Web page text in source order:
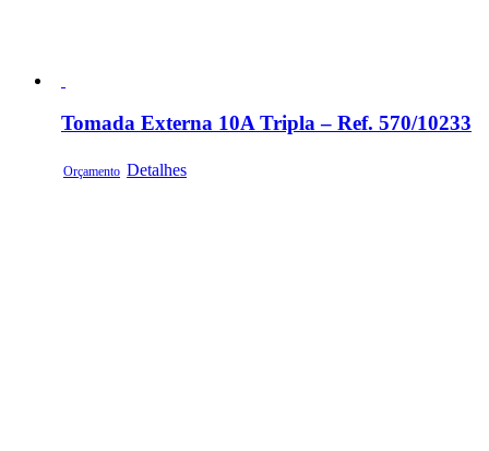
Tomada Externa 10A Tripla – Ref. 570/10233
Orçamento Detalhes